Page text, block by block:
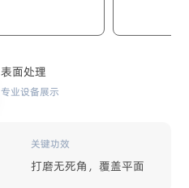
表面处理
专业设备展示
关键功效
打磨无死角，覆盖平面